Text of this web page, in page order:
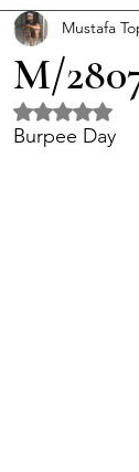
M/
Mustafa
5 üzerinden
Burpee Day